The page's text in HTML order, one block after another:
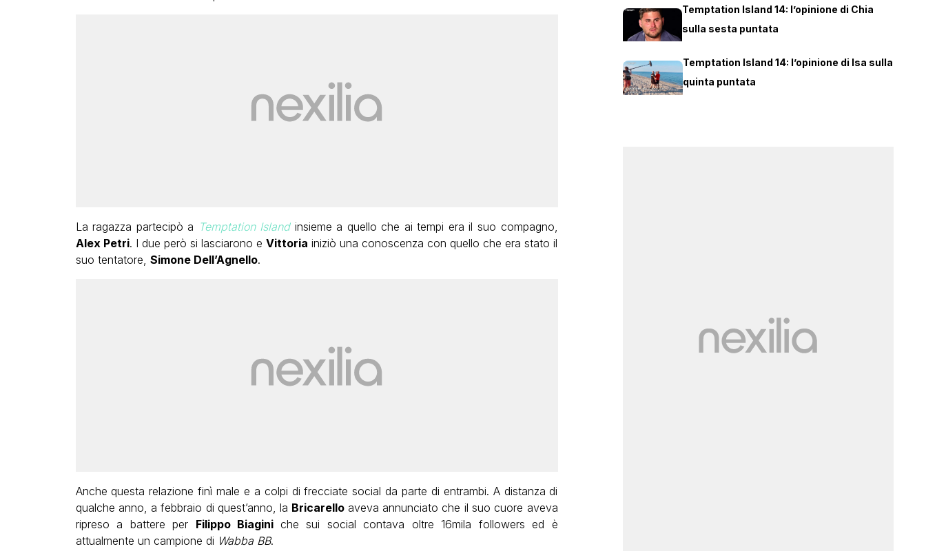
La ragazza partecipò a Temptation Islandinsieme a quello che ai tempi era il suo compagno,
Alex Petri. I due però si lasciarono e Vittoria iniziò una conoscenza con quello che era stato il
suo tentatore, Simone Dell’Agnello.
Anche questa relazione finì male e a colpi di frecciate social da parte di entrambi. A distanza di
qualche anno, a febbraio di quest’anno, la Bricarelloaveva annunciato che il suo cuore aveva
ripreso a battere per Filippo Biagini che sui social contava oltre 16mila followers ed è
attualmente un campione di Wabba BB.
Temptation Island 14: l’opinione di Chia
sulla sesta puntata
Temptation Island 14: l’opinione di Isa sulla
quinta puntata